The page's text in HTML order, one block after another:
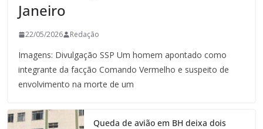
Janeiro
22/05/2026 Redação
Imagens: Divulgação SSP Um homem apontado como
integrante da facção Comando Vermelho e suspeito de
envolvimento na morte de um
Queda de avião em BH deixa dois